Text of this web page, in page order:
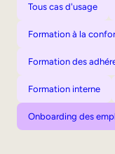
Tous cas d'usage
Formation à la
Formation des
Formation interne
Onboarding des